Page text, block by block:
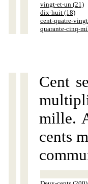
vingt-et-un (21)
dix-huit (18)
cent-quatre-
quarante-cinq-
Cent
mille.
cents